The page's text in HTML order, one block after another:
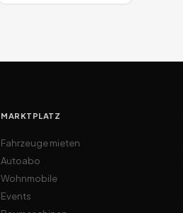
MARKTPLATZ
Fahrzeuge mieten
Autoabo
Wohnmobile
Events